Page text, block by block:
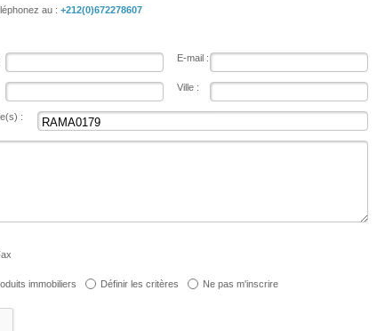
au : +212(0)672278607
E-mail :
Ville :
:
immobiliers Définir les critères Ne pas m'inscrire